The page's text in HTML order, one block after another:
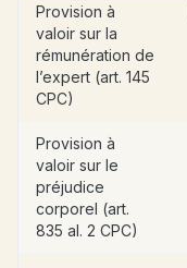
Provision à
valoir sur la
rémunération de
l’expert (art. 145
CPC)
Provision à
valoir sur le
préjudice
corporel (art.
835 al. 2 CPC)